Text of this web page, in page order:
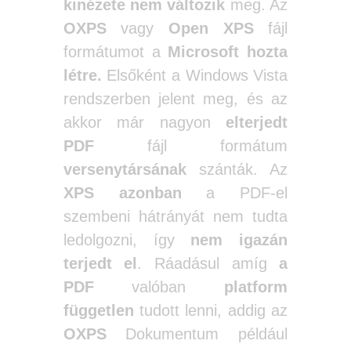
kinézete nem változik meg. Az
OXPSvagy Open XPSfájl
formátumot a Microsoft hozta
létre. Elsőként a Windows Vista
rendszerben jelent meg, és az
akkor már nagyon elterjedt
PDFfájl formátum
versenytársánakszánták. Az
XPS azonban a PDF-el
szembeni hátrányát nem tudta
ledolgozni, így nem igazán
terjedt el . Ráadásul amíg a
PDFvalóban platform
független tudott lenni, addig az
OXPSDokumentum például